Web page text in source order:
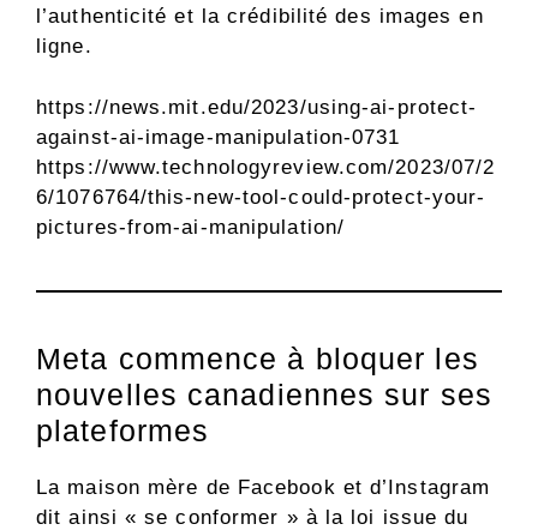
l’authenticité et la crédibilité des images en
ligne.
https://news.mit.edu/2023/using-ai-protect-
against-ai-image-manipulation-0731
https://www.technologyreview.com/2023/07/2
6/1076764/this-new-tool-could-protect-your-
pictures-from-ai-manipulation/
Meta commence à bloquer les
nouvelles canadiennes sur ses
plateformes
La maison mère de Facebook et d’Instagram
dit ainsi « se conformer » à la loi issue du